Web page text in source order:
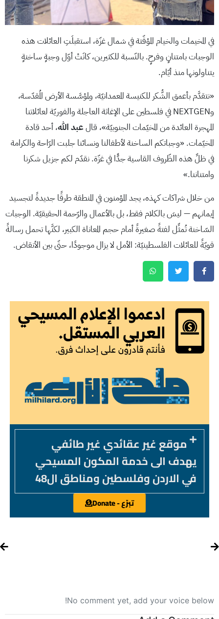
في المخيمات والخيام المؤقّتة في شمال غزّة، استقبلَتِ العائلات هذه
الوجبات بامتنانٍ وفرحٍ. بالنّسبة للكثيرين، كانَتْ أوّل وجبةٍ ساخنةٍ
يتناولونها منذ أيّام.
«نتقدَّم بأعمق الشُّكر للكنيسة المعمدانيّة، ولمؤسَّسة الأرض المُقدّسة،
وNEXTGEN في فلسطين على الإغاثة العاجلة والفوريّة لعائلاتنا
المهجرة العائدة من المخيّمات الجنوبيّة»، قالعبد الله، أحد قادة
المخيّمات. «وجباتكم الساخنة لأطفالنا ونسائنا جلبت الرّاحة والكرامة
في ظلِّ هذه الظّروف القاسية جدًّا في غزّة. نقدّم لكم جزيل شكرنا
وامتناننا.»
من خلال شراكات كهذه، يجد المؤمنون في المنطقة طرقًا جديدةً لتجسيد
إيمانهم — ليسَ بالكلام فقط، بل بالأعمال والرّحمة الحقيقيّة. الوجبات
السّاخنة تُمثِّل لفتةً صغيرةً أمام حجم المعاناة الكبير، لكنَّها تحمل رسالةً
قويّةً للعائلات الفلسطينيّة: الأمل لا يزال موجودًا، حتّى بين الأنقاض.
موقع غير عقائدي غير طائفي
يهدف الى خدمة المكون المسيحي
في الاردن وفلسطين ومناطق ال48
تبرّع - Donate
No comment yet, add your voice below!